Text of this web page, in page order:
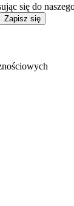
się do
Zapisz się